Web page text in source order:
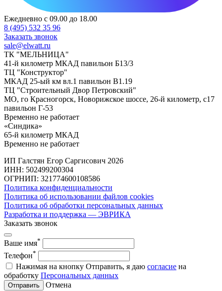
Ежедневно с 09.00 до 18.00
8 (495) 532 35 96
Заказать звонок
sale@elwatt.ru
ТК "МЕЛЬНИЦА"
41-й километр МКАД павильон Б13/3
ТЦ "Конструктор"
МКАД 25-ый км вл.1 павильон В1.19
ТЦ "Строительный Двор Петровский"
МО, го Красногорск, Новорижское шоссе, 26-й километр, с17
павильон Г-53
Временно не работает
«Синдика»
65-й километр МКАД
Временно не работает
ИП Галстян Егор Саргисович 2026
ИНН: 502499200304
ОГРНИП: 321774600108586
Политика конфиденциальности
Политика об использовании файлов cookies
Политика об обработки персональных данных
Разработка и поддержка — ЭВРИКА
Заказать звонок
Ваше имя*
Телефон*
Нажимая на кнопку Отправить, я даю согласие на
обработку Персональных данных
Отправить
Отмена